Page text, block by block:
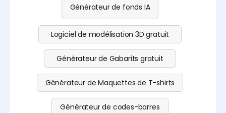
Générateur de fonds IA
Logiciel de modélisation 3D gratuit
Générateur de Gabarits gratuit
Générateur de Maquettes de T-shirts
Générateur de codes-barres